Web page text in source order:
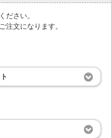
ださい。
注文になります。